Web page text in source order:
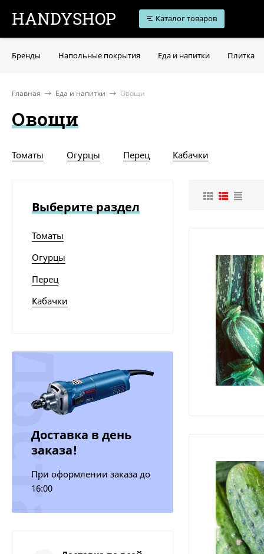
HANDYSHOP Каталог товаров
Бренды Напольные покрытия Еда и напитки Плитка
Главная Еда и напитки Овощи
Овощи
Томаты Огурцы Перец Кабачки
Выберите раздел
Томаты
Огурцы
Перец
Кабачки
Доставка в день
заказа!
При оформлении заказа до
16:00